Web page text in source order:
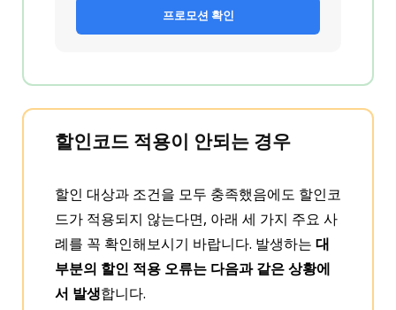
프로모션 확인
할인코드 적용이 안되는 경우
할인 대상과 조건을 모두 충족했음에도 할인코
드가 적용되지 않는다면, 아래 세 가지 주요 사
례를 꼭 확인해보시기 바랍니다. 발생하는 대
부분의 할인 적용 오류는 다음과 같은 상황에
서 발생합니다.